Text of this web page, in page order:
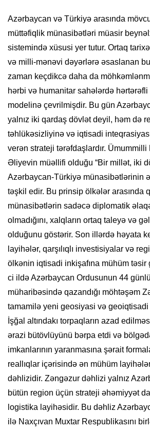
Azərbaycan və Türkiyə arasında
müttəfiqlik münasibətləri müasir
sistemində xüsusi yer tutur. Ortaq
və milli-mənəvi dəyərlərə əsaslanan
zaman keçdikcə daha da
hərbi və humanitar sahələrdə hərtərəfli
modelinə çevrilmişdir. Bu gün
yalnız iki qardaş dövlət deyil, həm də
təhlükəsizliyinə və iqtisadi
verən strateji tərəfdaşlardır.
Əliyevin müəllifi olduğu “Bir millət, iki
Azərbaycan-Türkiyə münasibətlərinin
təşkil edir. Bu prinsip ölkələr arasında
münasibətlərin sadəcə diplomatik
olmadığını, xalqların ortaq taleyə və
olduğunu göstərir. Son illərdə həyata
layihələr, qarşılıqlı investisiyalar və
ölkənin iqtisadi inkişafına mühüm təsir
ci ildə Azərbaycan Ordusunun 44
müharibəsində qazandığı möhtəşəm
tamamilə yeni geosiyasi və geoiqtisadi
İşğal altındakı torpaqların azad
ərazi bütövlüyünü bərpa etdi və
imkanlarının yaranmasına şərait
reallıqlar içərisində ən mühüm
dəhlizidir. Zəngəzur dəhlizi yalnız
bütün region üçün strateji əhəmiyyət
logistika layihəsidir. Bu dəhliz
ilə Naxçıvan Muxtar Respublikasını